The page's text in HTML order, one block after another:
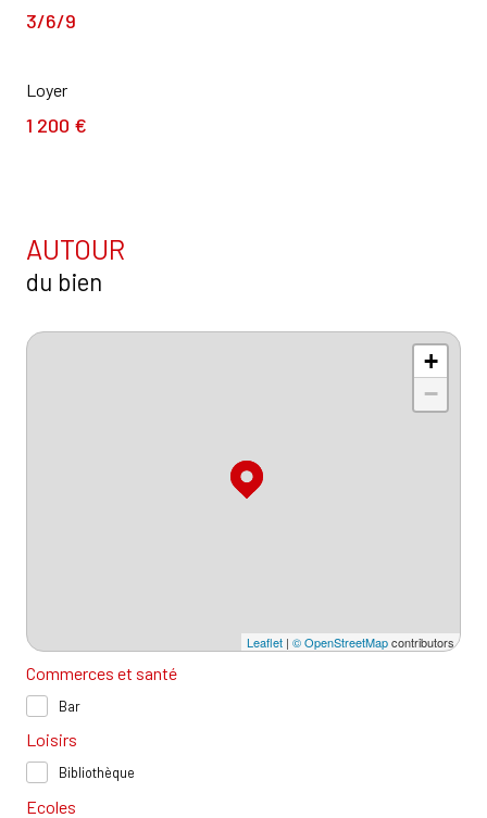
3/6/9
Loyer
1 200 €
AUTOUR
du bien
+
−
Leaflet | © OpenStreetMapcontributors
Commerces et santé
Bar
Loisirs
Bibliothèque
Ecoles